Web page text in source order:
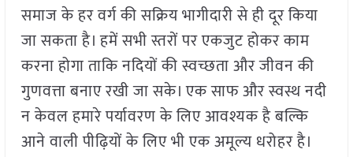
समाज के हर वर्ग की सक्रिय भागीदारी से ही दूर किया
जा सकता है। हमें सभी स्तरों पर एकजुट होकर काम
करना होगा ताकि नदियों की स्वच्छता और जीवन की
गुणवत्ता बनाए रखी जा सके। एक साफ और स्वस्थ नदी
न केवल हमारे पर्यावरण के लिए आवश्यक है बल्कि
आने वाली पीढ़ियों के लिए भी एक अमूल्य धरोहर है।